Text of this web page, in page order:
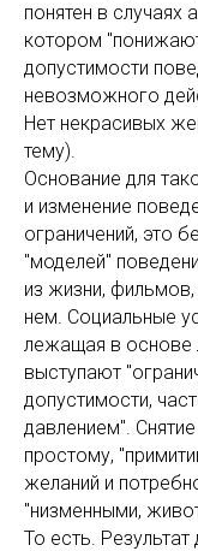
понятен в случаях
котором
допустимости
невозможного
Нет некрасивых
тему).
Основание для
и изменение
ограничений, это
"моделей"
из жизни,
нем. Социальные
лежащая в основе
выступают
допустимости,
давлением".
простому,
желаний и
"низменными,
То есть. Результат